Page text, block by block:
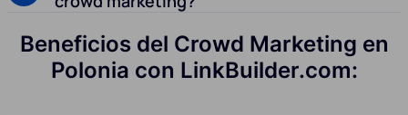
Beneficios del Crowd Marketing en
Polonia con LinkBuilder.com: